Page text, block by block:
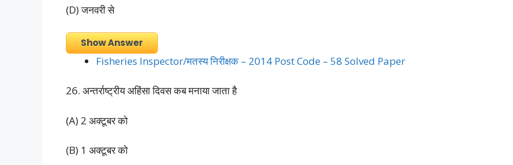
(D) जनवरी से
Show Answer
Fisheries Inspector/मतस्य निरीक्षक – 2014 Post Code – 58 Solved Paper
26. अन्तर्राष्ट्रीय अहिंसा दिवस कब मनाया जाता है
(A) 2 अक्टूबर को
(B) 1 अक्टूबर को